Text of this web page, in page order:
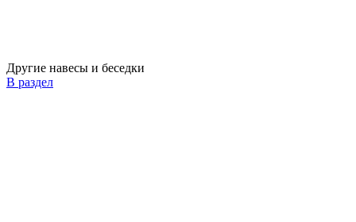
Другие навесы и беседки
В раздел